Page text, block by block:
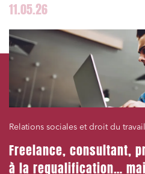
11.05.26
Relations sociales et droit du travail
Freelance, consultant,
à la requalification…